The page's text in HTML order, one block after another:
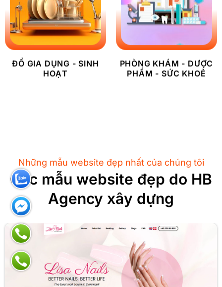
ĐỒ GIA DỤNG - SINH
HOẠT
PHÒNG KHÁM - DƯỢC
PHẨM - SỨC KHOẺ
Những mẫu website đẹp nhất của chúng tôi
Các mẫu website đẹp do HB
Agency xây dựng